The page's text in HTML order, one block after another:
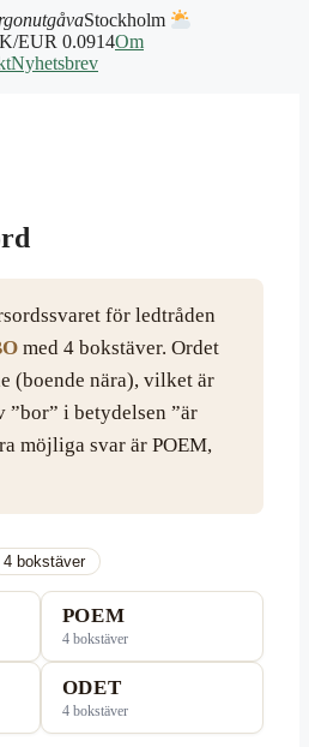
Stockholm
EUR 0.0914Om
Nyhetsbrev
för ledtråden
med 4 bokstäver. Ordet
(boende nära), vilket är
”bor” i betydelsen ”är
möjliga svar är POEM,
4 bokstäver
POEM
4 bokstäver
ODET
4 bokstäver